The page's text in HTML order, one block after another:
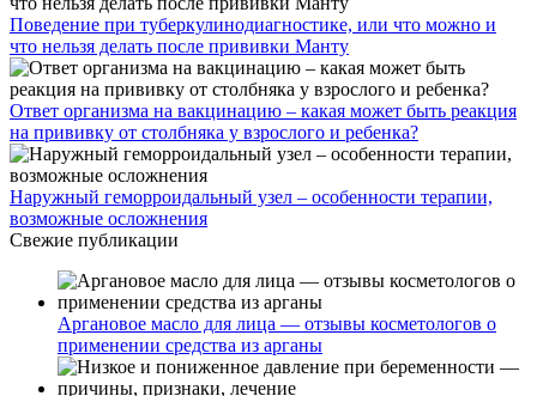
Поведение при туберкулинодиагностике, или что можно и
что нельзя делать после прививки Манту
Ответ организма на вакцинацию – какая может быть реакция
на прививку от столбняка у взрослого и ребенка?
Наружный геморроидальный узел – особенности терапии,
возможные осложнения
Свежие публикации
Аргановое масло для лица — отзывы косметологов о
применении средства из арганы